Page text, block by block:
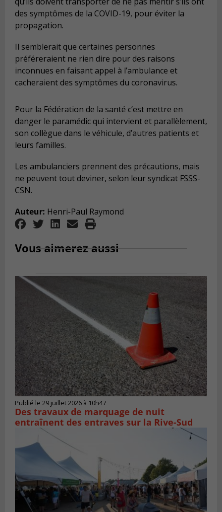
des symptômes de la COVID-19, pour éviter la
propagation.
Il semblerait que certaines personnes
préféreraient ne rien dire pour des raisons
inconnues en faisant appel à l’ambulance et
cacheraient des symptômes du coronavirus.
Pour la Fédération de la santé c’est mettre en
danger le paramédic qui intervient et parallèlement,
son collègue dans le véhicule, d’autres patients et
leurs familles.
Les ambulanciers prennent des précautions, mais
ne peuvent tout deviner, selon leur syndicat FSSS-
CSN.
Auteur: Henri-Paul Raymond
Vous aimerez aussi
Publié le 29 juillet 2026 à 10h47
Des travaux de marquage de nuit
entraînent des entraves sur la Rive-Sud